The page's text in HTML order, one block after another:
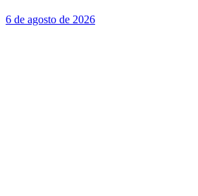
6 de agosto de 2026